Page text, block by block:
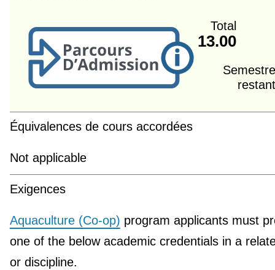
Total
13.00
Équivalences de cours accordées
Not applicable
Exigences
Aquaculture (Co-op) program applicants must
one of the below academic credentials in a
or discipline.